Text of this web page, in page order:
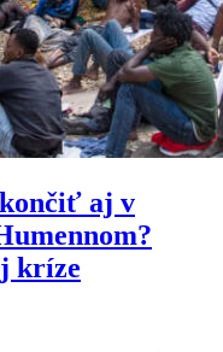
aj v
kríze